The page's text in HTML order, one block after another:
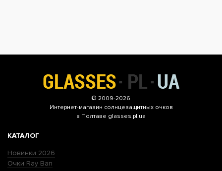
© 2009-2026
Интернет-магазин солнцезащитных очков
в Полтаве glasses.pl.ua
КАТАЛОГ
Новинки 2026
Очки Ray Ban